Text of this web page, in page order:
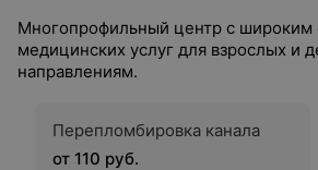
Многопрофильный центр с широким
медицинских услуг для взрослых и
направлениям.
Перепломбировка канала
от 110 руб.